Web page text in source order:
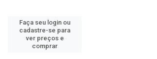
Faça seu login ou
cadastre-se para
ver preços e
comprar